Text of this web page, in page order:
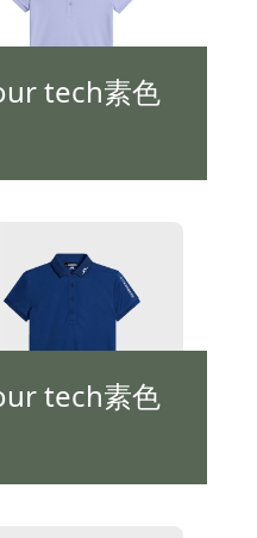
tech素色
tech素色